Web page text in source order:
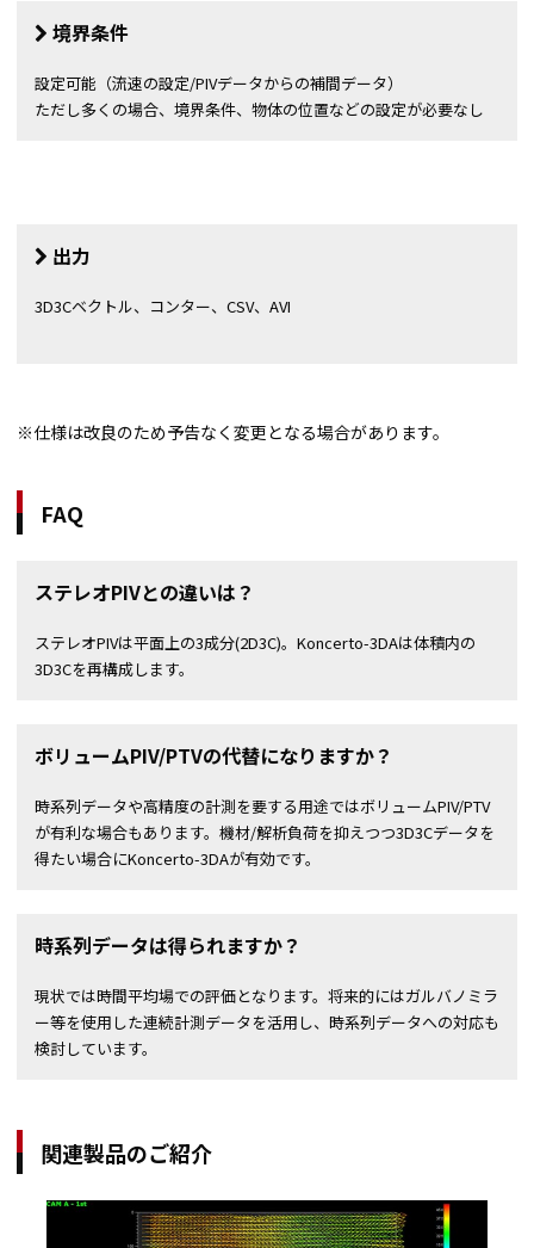
境界条件
設定可能（流速の設定/PIVデータからの補間データ）
ただし多くの場合、境界条件、物体の位置などの設定が必要なし
出力
3D3Cベクトル、コンター、CSV、AVI
※仕様は改良のため予告なく変更となる場合があります。
FAQ
ステレオPIVとの違いは？
ステレオPIVは平面上の3成分(2D3C)。Koncerto-3DAは体積内の
3D3Cを再構成します。
ボリュームPIV/PTVの代替になりますか？
時系列データや高精度の計測を要する用途ではボリュームPIV/PTV
が有利な場合もあります。機材/解析負荷を抑えつつ3D3Cデータを
得たい場合にKoncerto-3DAが有効です。
時系列データは得られますか？
現状では時間平均場での評価となります。将来的にはガルバノミラ
ー等を使用した連続計測データを活用し、時系列データへの対応も
検討しています。
関連製品のご紹介